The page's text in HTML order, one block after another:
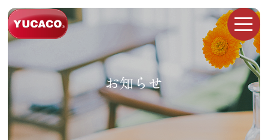
お知らせ